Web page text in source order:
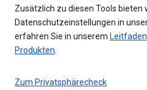
Zusätzlich zu diesen Tools bieten
Datenschutzeinstellungen in
erfahren Sie in unserem
Produkten
Zum Privatsphärecheck